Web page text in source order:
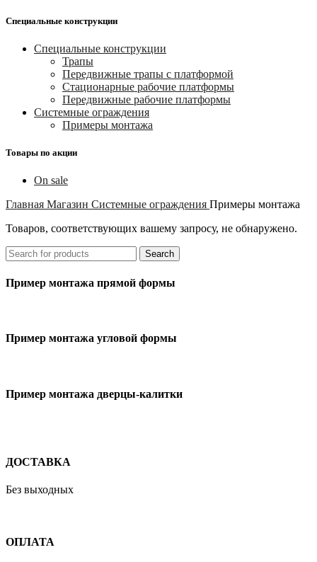
Специальные конструкции
Специальные конструкции
Трапы
Передвижные трапы с платформой
Стационарные рабочие платформы
Передвижные рабочие платформы
Системные ограждения
Примеры монтажа
Товары по акции
On sale
Главная Магазин Системные ограждения Примеры монтажа
Товаров, соответствующих вашему запросу, не обнаружено.
Search
Пример монтажа прямой формы
Пример монтажа угловой формы
Пример монтажа дверцы-калитки
ДОСТАВКА
Без выходных
ОПЛАТА